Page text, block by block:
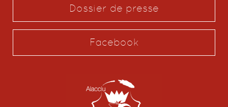
Dossier de presse
Facebook